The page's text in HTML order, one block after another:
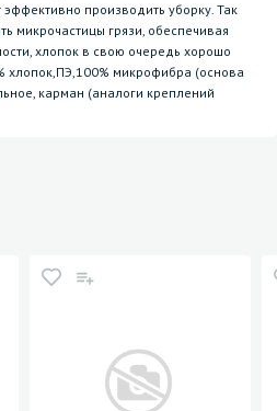
производить уборку. Так
микрочастицы грязи, обеспечивая
хлопок в свою очередь хорошо
хлопок,ПЭ,100% микрофибра (основа
карман (аналоги креплений